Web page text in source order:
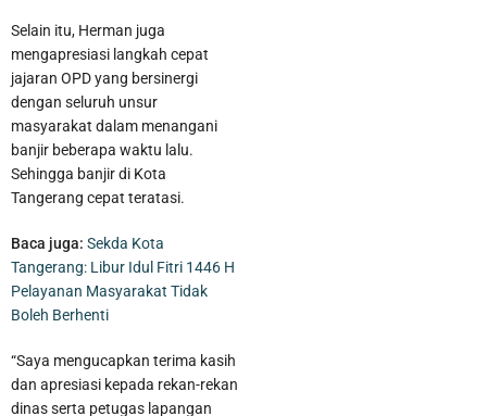
Selain itu, Herman juga
mengapresiasi langkah cepat
jajaran OPD yang bersinergi
dengan seluruh unsur
masyarakat dalam menangani
banjir beberapa waktu lalu.
Sehingga banjir di Kota
Tangerang cepat teratasi.
Baca juga: Sekda Kota
Tangerang: Libur Idul Fitri 1446 H
Pelayanan Masyarakat Tidak
Boleh Berhenti
“Saya mengucapkan terima kasih
dan apresiasi kepada rekan-rekan
dinas serta petugas lapangan